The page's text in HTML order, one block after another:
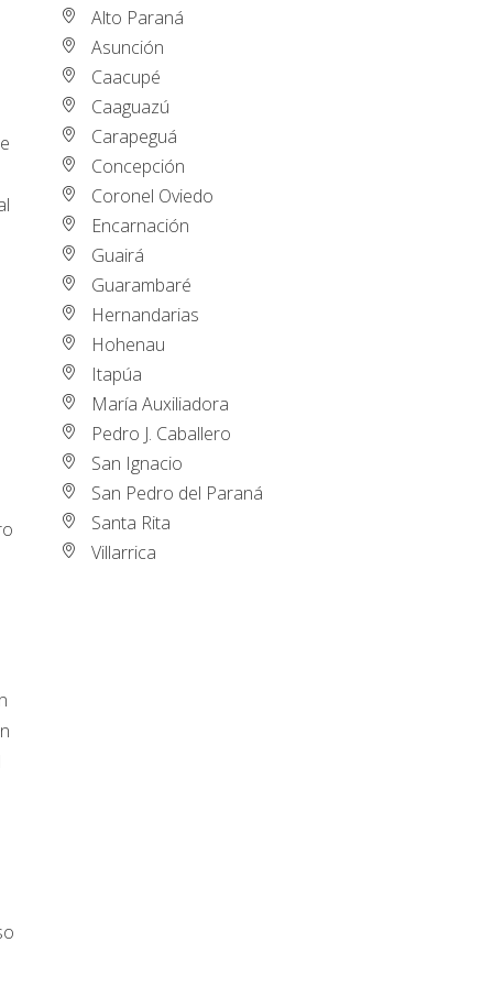
Alto Paraná
Asunción
Caacupé
Caaguazú
Carapeguá
Concepción
Coronel Oviedo
Encarnación
Guairá
Guarambaré
Hernandarias
Hohenau
Itapúa
María Auxiliadora
Pedro J. Caballero
San Ignacio
San Pedro del Paraná
Santa Rita
Villarrica